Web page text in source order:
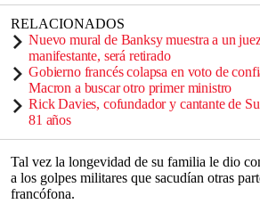
RELACIONADOS
Nuevo mural de Banksy muestra a un
manifestante, será retirado
Gobierno francés colapsa en voto de
Macron a buscar otro primer ministro
Rick Davies, cofundador y cantante de
81 años
Tal vez la longevidad de su familia le dio
a los golpes militares que sacudían otras
francófona.